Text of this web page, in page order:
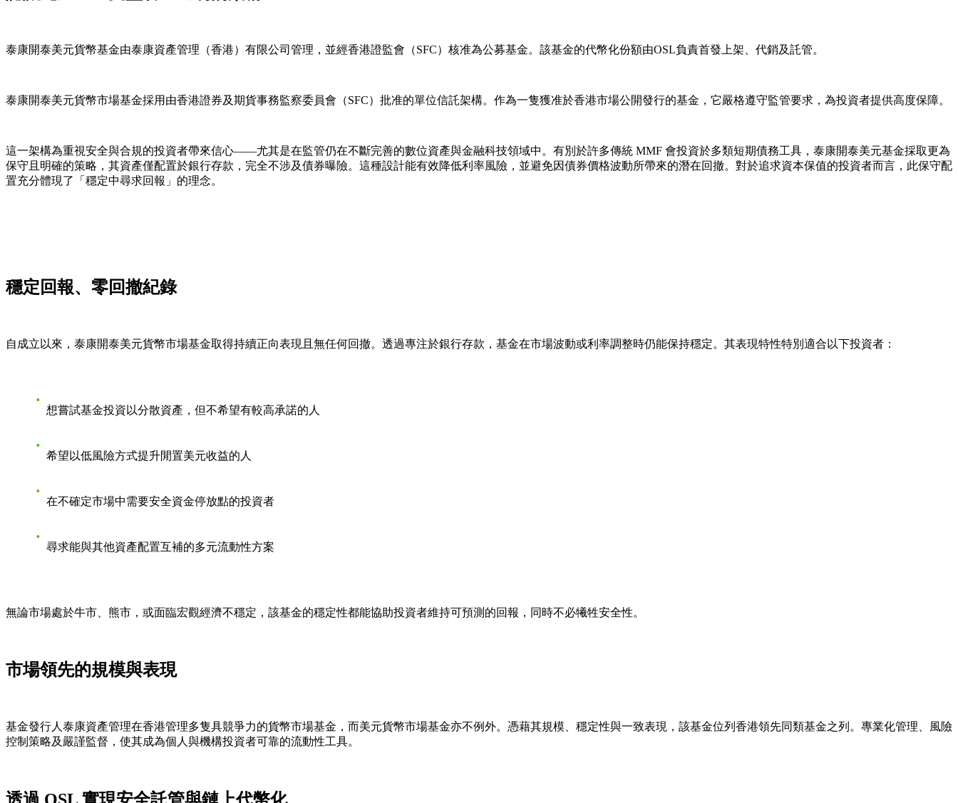
泰康開泰美元貨幣基金由泰康資產管理（香港）有限公司管理，並經香港證監會（SFC）核准為公募基金。該基金的代幣化份額由OSL負責首發上架、代銷及託管。
泰康開泰美元貨幣市場基金採用由香港證券及期貨事務監察委員會（SFC）批准的單位信託架構。作為一隻獲准於香港市場公開發行的基金，它嚴格遵守監管要求，為投資者提供高度保障。
這一架構為重視安全與合規的投資者帶來信心——尤其是在監管仍在不斷完善的數位資產與金融科技領域中。有別於許多傳統 MMF 會投資於多類短期債務工具，泰康開泰美元基金採取更為
保守且明確的策略，其資產僅配置於銀行存款，完全不涉及債券曝險。這種設計能有效降低利率風險，並避免因債券價格波動所帶來的潛在回撤。對於追求資本保值的投資者而言，此保守配
置充分體現了「穩定中尋求回報」的理念。
穩定回報、零回撤紀錄
自成立以來，泰康開泰美元貨幣市場基金取得持續正向表現且無任何回撤。透過專注於銀行存款，基金在市場波動或利率調整時仍能保持穩定。其表現特性特別適合以下投資者：
想嘗試基金投資以分散資產，但不希望有較高承諾的人
希望以低風險方式提升閒置美元收益的人
在不確定市場中需要安全資金停放點的投資者
尋求能與其他資產配置互補的多元流動性方案
無論市場處於牛市、熊市，或面臨宏觀經濟不穩定，該基金的穩定性都能協助投資者維持可預測的回報，同時不必犧牲安全性。
市場領先的規模與表現
基金發行人泰康資產管理在香港管理多隻具競爭力的貨幣市場基金，而美元貨幣市場基金亦不例外。憑藉其規模、穩定性與一致表現，該基金位列香港領先同類基金之列。專業化管理、風險
控制策略及嚴謹監督，使其成為個人與機構投資者可靠的流動性工具。